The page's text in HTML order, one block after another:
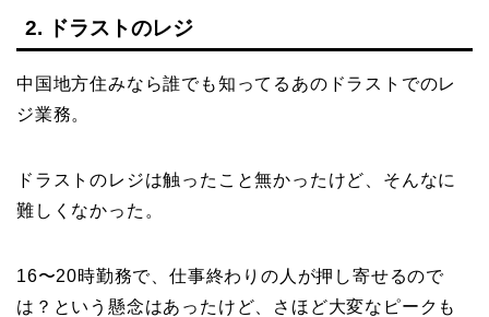
2. ドラストのレジ
中国地方住みなら誰でも知ってるあのドラストでのレ
ジ業務。
ドラストのレジは触ったこと無かったけど、そんなに
難しくなかった。
16〜20時勤務で、仕事終わりの人が押し寄せるので
は？という懸念はあったけど、さほど大変なピークも